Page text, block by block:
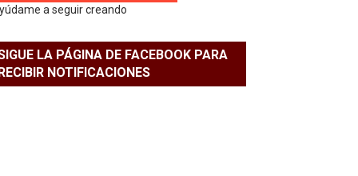
a seguir creando
LA PÁGINA DE FACEBOOK PARA
NOTIFICACIONES